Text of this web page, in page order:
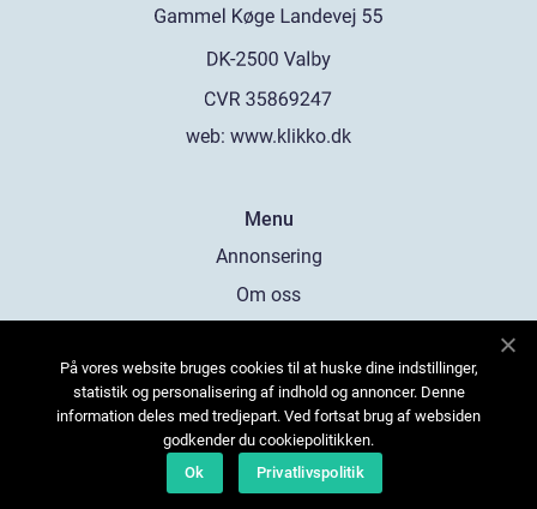
web: www.klikko.dk
Menu
Annonsering
Om oss
Kontakta oss
Sitemap
På vores website bruges cookies til at huske dine indstillinger,
statistik og personalisering af indhold og annoncer. Denne
information deles med tredjepart. Ved fortsat brug af websiden
godkender du cookiepolitikken.
Ok
Privatlivspolitik